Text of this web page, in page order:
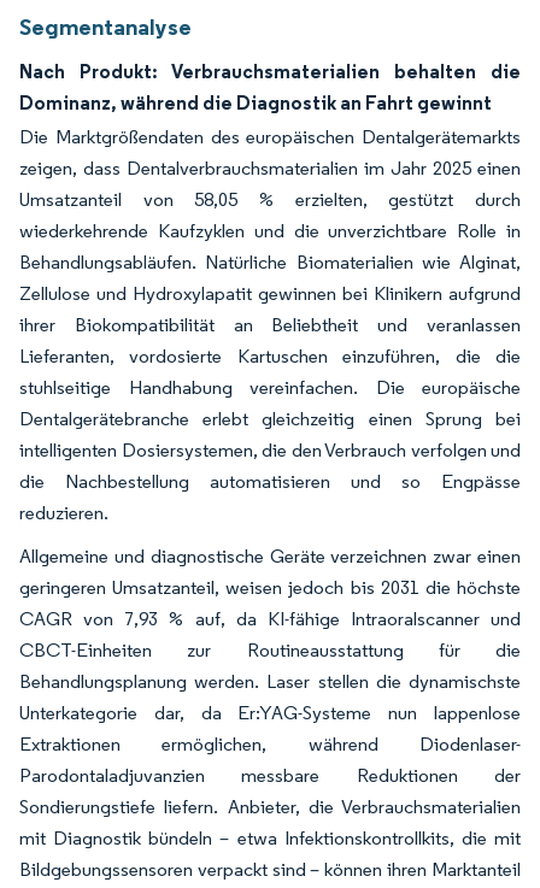
Segmentanalyse
Nach Produkt: Verbrauchsmaterialien behalten die
Dominanz, während die Diagnostik an Fahrt gewinnt
Die Marktgrößendaten des europäischen Dentalgerätemarkts
zeigen, dass Dentalverbrauchsmaterialien im Jahr 2025 einen
Umsatzanteil von 58,05 % erzielten, gestützt durch
wiederkehrende Kaufzyklen und die unverzichtbare Rolle in
Behandlungsabläufen. Natürliche Biomaterialien wie Alginat,
Zellulose und Hydroxylapatit gewinnen bei Klinikern aufgrund
ihrer Biokompatibilität an Beliebtheit und veranlassen
Lieferanten, vordosierte Kartuschen einzuführen, die die
stuhlseitige Handhabung vereinfachen. Die europäische
Dentalgerätebranche erlebt gleichzeitig einen Sprung bei
intelligenten Dosiersystemen, die den Verbrauch verfolgen und
die Nachbestellung automatisieren und so Engpässe
reduzieren.
Allgemeine und diagnostische Geräte verzeichnen zwar einen
geringeren Umsatzanteil, weisen jedoch bis 2031 die höchste
CAGR von 7,93 % auf, da KI-fähige Intraoralscanner und
CBCT-Einheiten zur Routineausstattung für die
Behandlungsplanung werden. Laser stellen die dynamischste
Unterkategorie dar, da Er:YAG-Systeme nun lappenlose
Extraktionen ermöglichen, während Diodenlaser-
Parodontaladjuvanzien messbare Reduktionen der
Sondierungstiefe liefern. Anbieter, die Verbrauchsmaterialien
mit Diagnostik bündeln – etwa Infektionskontrollkits, die mit
Bildgebungssensoren verpackt sind – können ihren Marktanteil